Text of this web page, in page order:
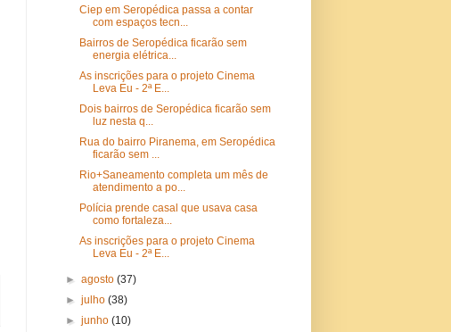
Ciep em Seropédica passa a contar
com espaços tecn...
Bairros de Seropédica ficarão sem
energia elétrica...
As inscrições para o projeto Cinema
Leva Eu - 2ª E...
Dois bairros de Seropédica ficarão sem
luz nesta q...
Rua do bairro Piranema, em Seropédica
ficarão sem ...
Rio+Saneamento completa um mês de
atendimento a po...
Polícia prende casal que usava casa
como fortaleza...
As inscrições para o projeto Cinema
Leva Eu - 2ª E...
►agosto(37)
►julho(38)
►junho(10)